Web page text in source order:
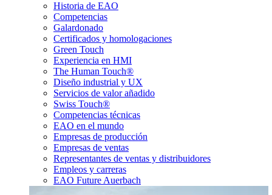
Historia de EAO
Competencias
Galardonado
Certificados y homologaciones
Green Touch
Experiencia en HMI
The Human Touch®
Diseño industrial y UX
Servicios de valor añadido
Swiss Touch®
Competencias técnicas
EAO en el mundo
Empresas de producción
Empresas de ventas
Representantes de ventas y distribuidores
Empleos y carreras
EAO Future Auerbach